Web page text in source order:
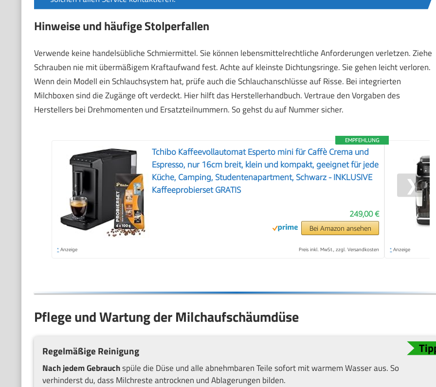
Hinweise und häufige Stolperfallen
Verwende keine handelsübliche Schmiermittel. Sie können lebensmittelrechtliche Anforderungen verletzen. Ziehe
Schrauben nie mit übermäßigem Kraftaufwand fest. Achte auf kleinste Dichtungsringe. Sie gehen leicht verloren.
Wenn dein Modell ein Schlauchsystem hat, prüfe auch die Schlauchanschlüsse auf Risse. Bei integrierten
Milchboxen sind die Zugänge oft verdeckt. Hier hilft das Herstellerhandbuch. Vertraue den Vorgaben des
Herstellers bei Drehmomenten und Ersatzteilnummern. So gehst du auf Nummer sicher.
EMPFEHLUNG
Tchibo Kaffeevollautomat Esperto mini für Caffè Crema und
Espresso, nur 16cm breit, klein und kompakt, geeignet für jede
Küche, Camping, Studentenapartment, Schwarz - INKLUSIVE
Kaffeeprobierset GRATIS
249,00 €
Bei Amazon ansehen
* Anzeige Preis inkl. MwSt., zzgl. Versandkosten * Anzeige
❯
Pflege und Wartung der Milchaufschäumdüse
Regelmäßige Reinigung
Nach jedem Gebrauchspüle die Düse und alle abnehmbaren Teile sofort mit warmem Wasser aus. So
verhinderst du, dass Milchreste antrocknen und Ablagerungen bilden.